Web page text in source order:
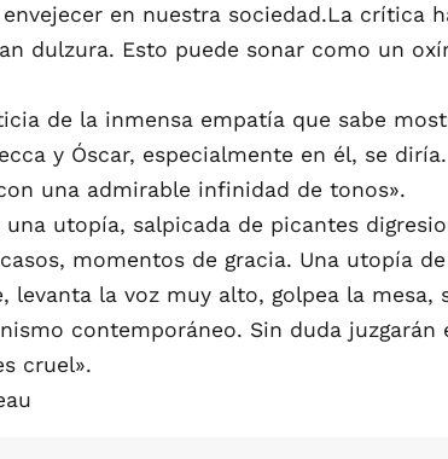
en nuestra sociedad.La crítica
dulzura. Esto puede sonar como un
de la inmensa empatía que sabe
y Óscar, especialmente en él, se
una admirable infinidad de tonos».
utopía, salpicada de picantes
momentos de gracia. Una utopía
levanta la voz muy alto, golpea la
contemporáneo. Sin duda juzgarán
cruel».